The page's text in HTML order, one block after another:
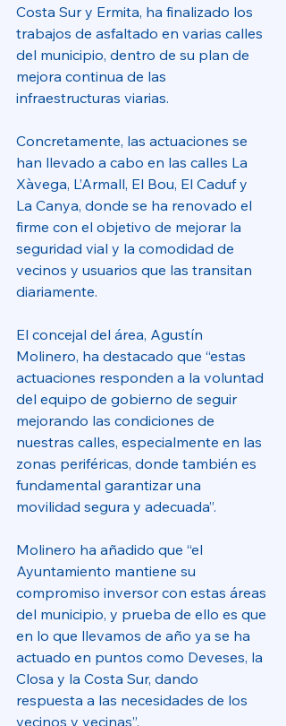
Costa Sur y Ermita, ha finalizado los
trabajos de asfaltado en varias calles
del municipio, dentro de su plan de
mejora continua de las
infraestructuras viarias.
Concretamente, las actuaciones se
han llevado a cabo en las calles La
Xàvega, L’Armall, El Bou, El Caduf y
La Canya, donde se ha renovado el
firme con el objetivo de mejorar la
seguridad vial y la comodidad de
vecinos y usuarios que las transitan
diariamente.
El concejal del área, Agustín
Molinero, ha destacado que “estas
actuaciones responden a la voluntad
del equipo de gobierno de seguir
mejorando las condiciones de
nuestras calles, especialmente en las
zonas periféricas, donde también es
fundamental garantizar una
movilidad segura y adecuada”.
Molinero ha añadido que “el
Ayuntamiento mantiene su
compromiso inversor con estas áreas
del municipio, y prueba de ello es que
en lo que llevamos de año ya se ha
actuado en puntos como Deveses, la
Closa y la Costa Sur, dando
respuesta a las necesidades de los
vecinos y vecinas”.